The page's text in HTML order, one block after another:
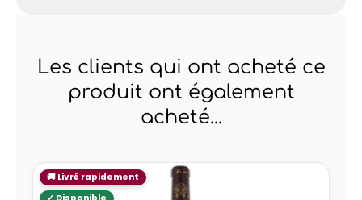
Les clients qui ont acheté ce
produit ont également
acheté...